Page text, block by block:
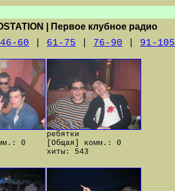
| Первое клубное радио
46-60 61-75 76-90 91-105
0
ребятки
[Общая] комм.: 0
хиты: 543